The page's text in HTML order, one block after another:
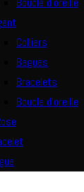
Colliers
Bagues
Bracelets
Boucle d’oreille